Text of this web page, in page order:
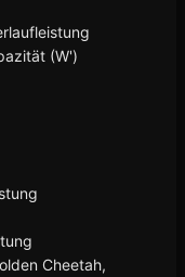
(W')
Cheetah,